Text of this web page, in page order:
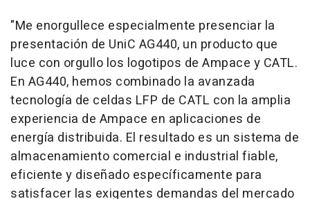
"Me enorgullece especialmente presenciar la
presentación de UniC AG440, un producto que
luce con orgullo los logotipos de Ampace y CATL.
En AG440, hemos combinado la avanzada
tecnología de celdas LFP de CATL con la amplia
experiencia de Ampace en aplicaciones de
energía distribuida. El resultado es un sistema de
almacenamiento comercial e industrial fiable,
eficiente y diseñado específicamente para
satisfacer las exigentes demandas del mercado